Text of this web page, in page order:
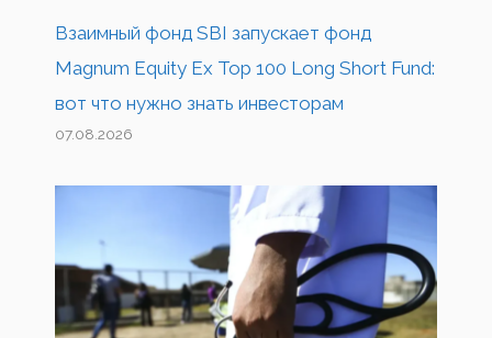
Взаимный фонд SBI запускает фонд
Magnum Equity Ex Top 100 Long Short Fund:
вот что нужно знать инвесторам
07.08.2026